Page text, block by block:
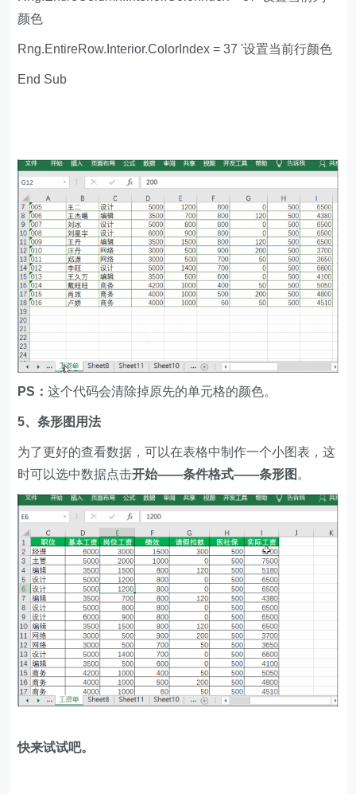
颜色
Rng.EntireRow.Interior.ColorIndex = 37 '设置当前行颜色
End Sub
PS：这个代码会清除掉原先的单元格的颜色。
5、条形图用法
为了更好的查看数据，可以在表格中制作一个小图表，这
时可以选中数据点击开始——条件格式——条形图 。
快来试试吧。